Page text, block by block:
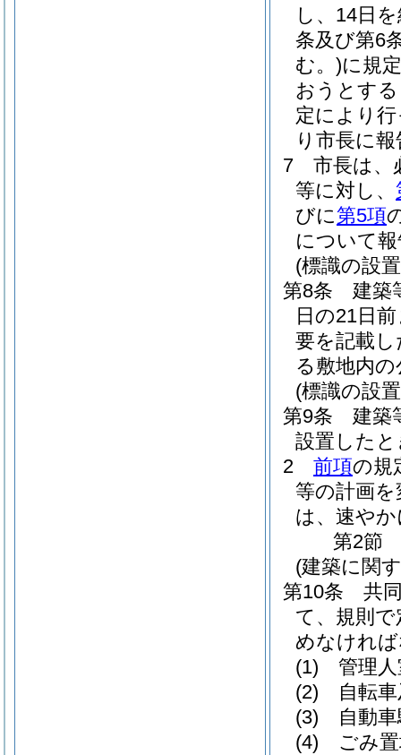
し、14日
条及び第6
む。)に規
おうとす
定により
り市長に
7
市長は、
等に対し、
びに第5項
について
(標識の設
第8条
建築
日の21日
要を記載
る敷地内
(標識の設
第9条
建築
設置した
2
前項の規
等の計画
は、速や
第2節
(建築に関
第10条
共
て、規則
めなけれ
(1)
管理
(2)
自転
(3)
自動
(4)
ごみ